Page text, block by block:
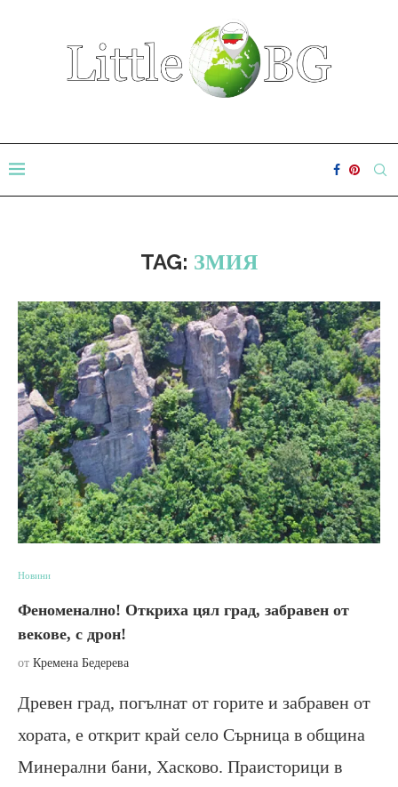
TAG: ЗМИЯ
Новини
Феноменално! Откриха цял град, забравен от
векове, с дрон!
от Кремена Бедерева
Древен град, погълнат от горите и забравен от
хората, е открит край село Сърница в община
Минерални бани, Хасково. Праисторици в